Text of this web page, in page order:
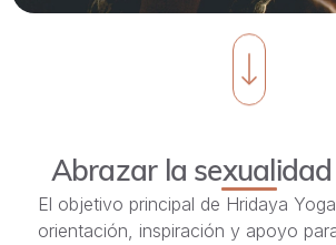
Abrazar la
El objetivo principal de Hridaya
orientación, inspiración y apoyo